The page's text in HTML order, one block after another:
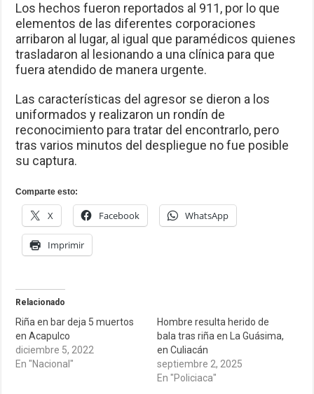
Los hechos fueron reportados al 911, por lo que
elementos de las diferentes corporaciones
arribaron al lugar, al igual que paramédicos quienes
trasladaron al lesionando a una clínica para que
fuera atendido de manera urgente.
Las características del agresor se dieron a los
uniformados y realizaron un rondín de
reconocimiento para tratar del encontrarlo, pero
tras varios minutos del despliegue no fue posible
su captura.
Comparte esto:
X Facebook WhatsApp
Imprimir
Relacionado
Riña en bar deja 5 muertos
en Acapulco
diciembre 5, 2022
En "Nacional"
Hombre resulta herido de
bala tras riña en La Guásima,
en Culiacán
septiembre 2, 2025
En "Policiaca"